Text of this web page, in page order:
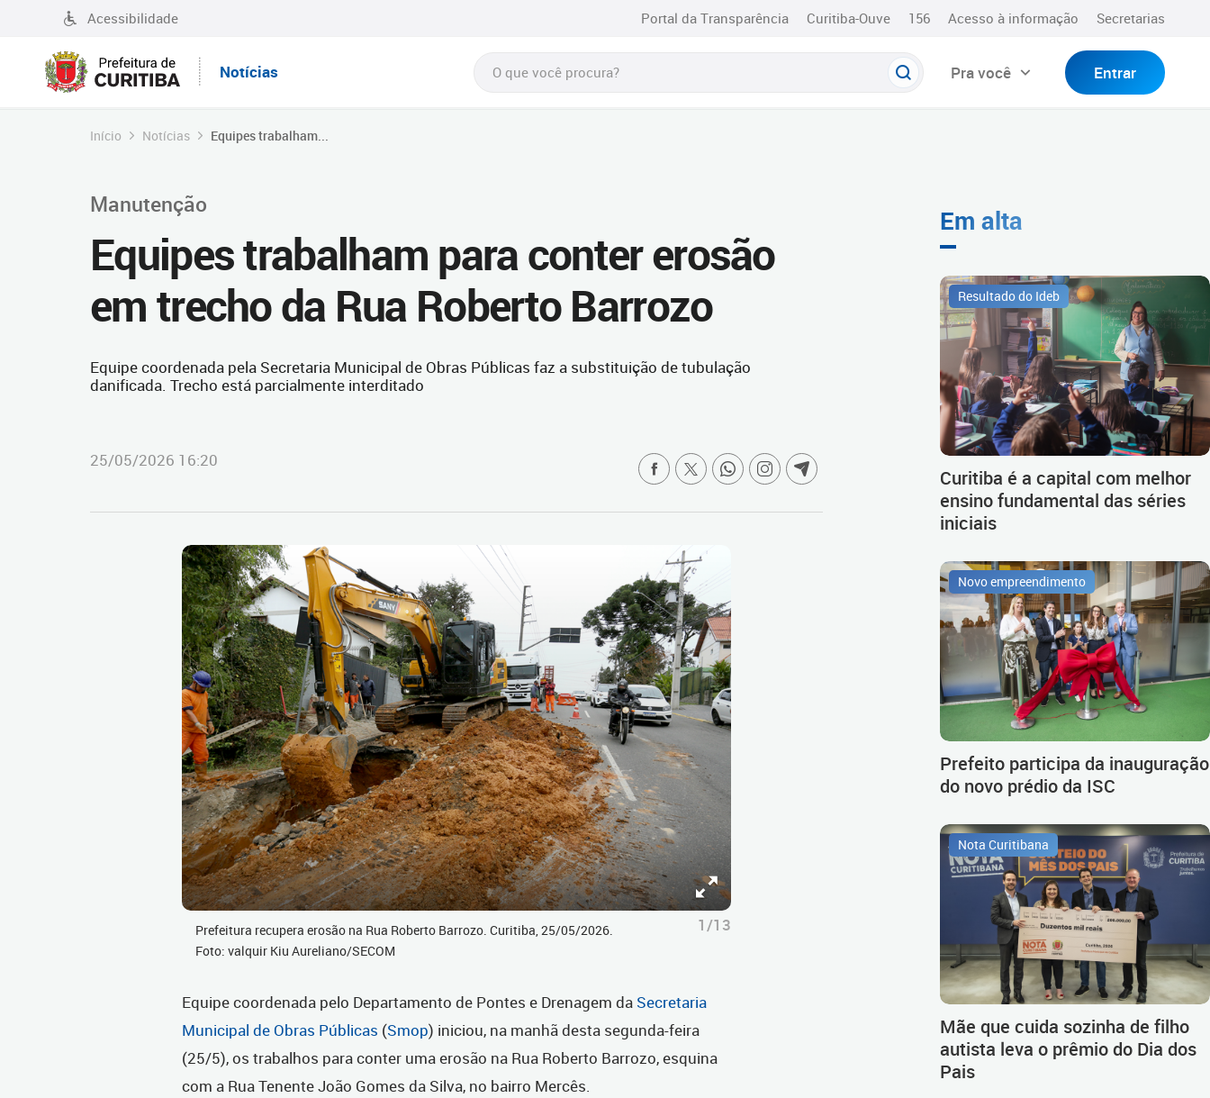
Acessibilidade Portal da Transparência Curitiba-Ouve 156 Acesso à informação Secretarias
Notícias Pra você Entrar
Início Notícias Equipes trabalham...
Manutenção
Equipes trabalham para conter erosão
em trecho da Rua Roberto Barrozo
Equipe coordenada pela Secretaria Municipal de Obras Públicas faz a substituição de tubulação
danificada. Trecho está parcialmente interditado
25/05/2026 16:20
Prefeitura recupera erosão na Rua Roberto Barrozo. Curitiba, 25/05/2026.
Foto: valquir Kiu Aureliano/SECOM
1/13
Equipe coordenada pelo Departamento de Pontes e Drenagem da Secretaria
Municipal de Obras Públicas (Smop) iniciou, na manhã desta segunda-feira
(25/5), os trabalhos para conter uma erosão na Rua Roberto Barrozo, esquina
com a Rua Tenente João Gomes da Silva, no bairro Mercês.
Em alta
Resultado do Ideb
Curitiba é a capital com melhor
ensino fundamental das séries
iniciais
Novo empreendimento
Prefeito participa da inauguração
do novo prédio da ISC
Nota Curitibana
Mãe que cuida sozinha de filho
autista leva o prêmio do Dia dos
Pais